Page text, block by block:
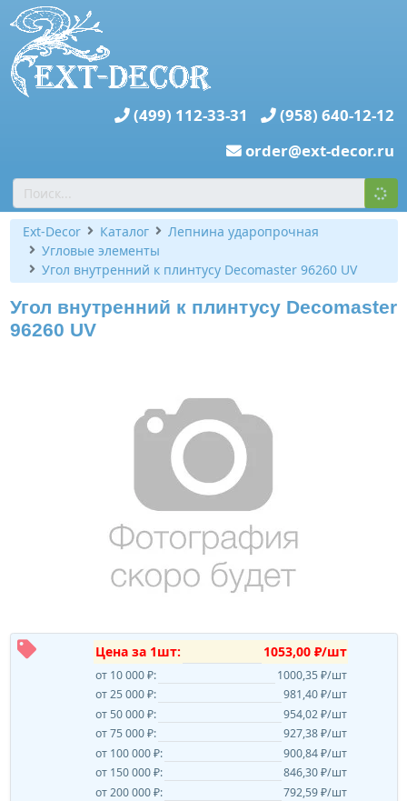
(499) 112-33-31
(958) 640-12-12
order@ext-decor.ru
Ext-Decor Каталог
Лепнина ударопрочная
Угловые элементы
Угол внутренний к плинтусу Decomaster 96260 UV
Угол внутренний к плинтусу Decomaster
96260 UV
Цена за 1шт: 1053,00 ₽/шт
от 10 000 ₽:
1000,35 ₽/шт
от 25 000 ₽:
981,40 ₽/шт
от 50 000 ₽:
954,02 ₽/шт
от 75 000 ₽:
927,38 ₽/шт
от 100 000 ₽:
900,84 ₽/шт
от 150 000 ₽:
846,30 ₽/шт
от 200 000 ₽:
792,59 ₽/шт